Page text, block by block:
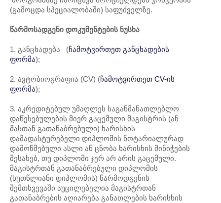
(გამოცდა სპეციალობაში) საფუძველზე.
წარმოსადგენი დოკუმენტების ნუსხა
1. განცხადება (ჩამოტვირთეთ განცხადების
ფორმა);
2. ავტობიოგრაფია (CV) (ჩამოტვირთეთ CV-ის
ფორმა);
3. აკრედიტებულ უმაღლეს საგანმანათლებლო
დაწესებულების მიერ გაცემული მაგისტრის (ან
მასთან გათანაბრებული) ხარისხის
დამადასტურებელი დიპლომის ნოტარიალურად
დამოწმებული ასლი ან ცნობა ხარისხის მინიჭების
შესახებ, თუ დიპლომი ჯერ არ არის გაცემული.
მაგისტრთან გათანაბრებული დიპლომის
(ხუთწლიანი დიპლომის) წარმოდგენის
შემთხვევაში აუცილებელია მაგისტრთან
გათანაბრების აღიარება განათლების ხარისხის